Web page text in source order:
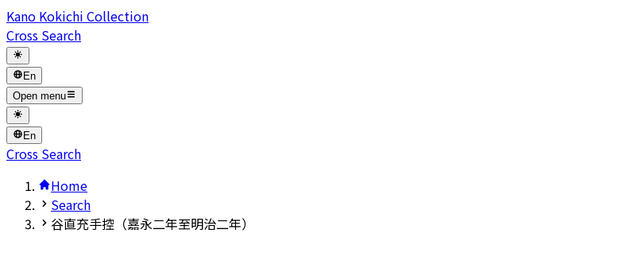
Kano Kokichi Collection
Cross Search
En
Open menu
En
Cross Search
Home
Search
谷直充手控（嘉永二年至明治二年）